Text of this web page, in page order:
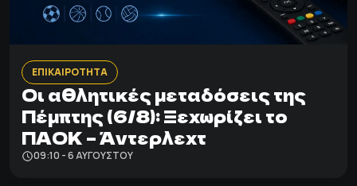
ΕΠΙΚΑΙΡΟΤΗΤΑ
Οι αθλητικές μεταδόσεις της
Πέμπτης (6/8): Ξεχωρίζει το
ΠΑΟΚ – Άντερλεχτ
09:10 - 6 ΑΥΓΟΎΣΤΟΥ